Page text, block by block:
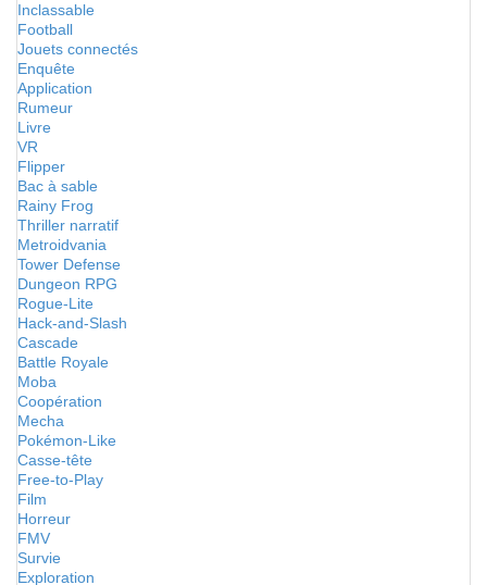
Inclassable
Football
Jouets connectés
Enquête
Application
Rumeur
Livre
VR
Flipper
Bac à sable
Rainy Frog
Thriller narratif
Metroidvania
Tower Defense
Dungeon RPG
Rogue-Lite
Hack-and-Slash
Cascade
Battle Royale
Moba
Coopération
Mecha
Pokémon-Like
Casse-tête
Free-to-Play
Film
Horreur
FMV
Survie
Exploration